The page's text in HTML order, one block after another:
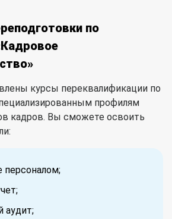
по
курсы переквалификации по
профилям
кадров. Вы сможете освоить
персоналом;
аудит;